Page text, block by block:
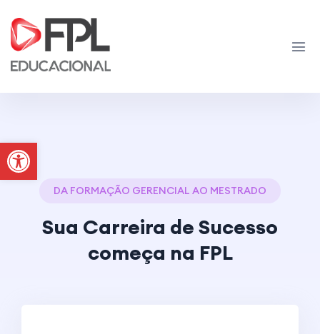
Abrir a barra de ferramentas
DA FORMAÇÃO GERENCIAL AO MESTRADO
Sua Carreira de Sucesso
começa na FPL